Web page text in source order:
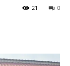
0
21